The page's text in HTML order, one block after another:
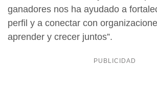
ganadores nos ha ayudado a
perfil y a conectar con
aprender y crecer juntos”.